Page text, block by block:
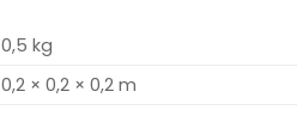
0,5 kg
0,2 × 0,2 × 0,2 m